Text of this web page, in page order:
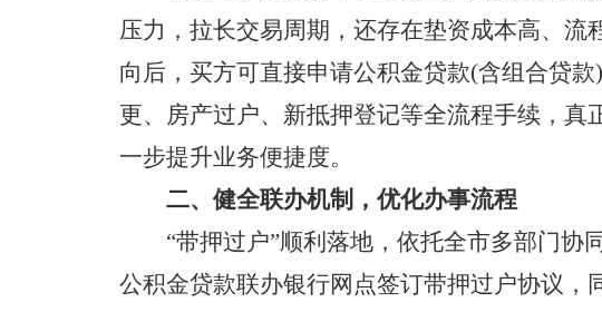
压力，拉长交易周期，还存在垫资成本高、流
向后，买方可直接申请公积金贷款(含组合贷
更、房产过户、新抵押登记等全流程手续，真
一步提升业务便捷度。
二、健全联办机制，优化办事流程
“带押过户”顺利落地，依托全市多部门
公积金贷款联办银行网点签订带押过户协议